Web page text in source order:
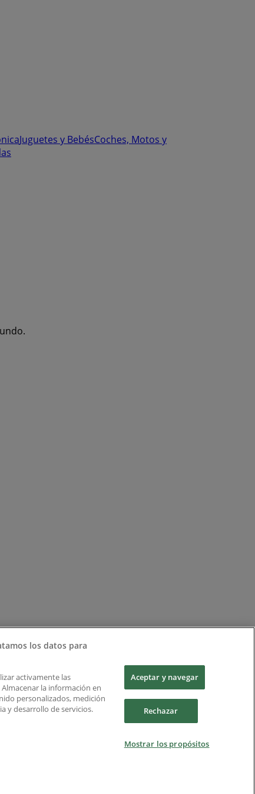
Juguetes y BebésCoches, Motos y
los datos para
activamente las
la información en
personalizados, medición
y desarrollo de servicios.
Aceptar y navegar
Rechazar
Mostrar los propósitos